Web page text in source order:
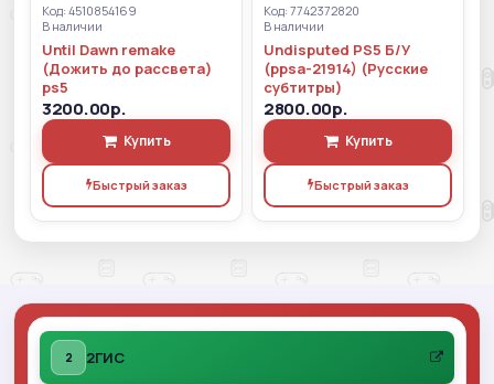
Код: 4510854169
В наличии
Until Dawn remake
(Дожить до рассвета)
ps5
3200.00р.
Купить
Быстрый заказ
Код: 7742372820
В наличии
Undisputed PS5 Б/У
(ppsa-21914) (Русские
субтитры)
2800.00р.
Купить
Быстрый заказ
2 2ГИС